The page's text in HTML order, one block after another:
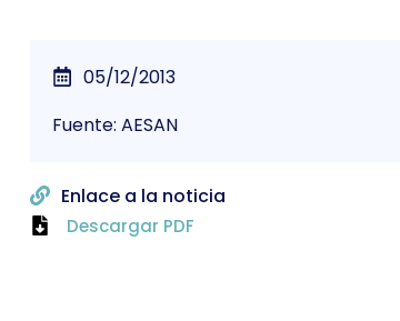
05/12/2013
Fuente: AESAN
Enlace a la noticia
Descargar PDF